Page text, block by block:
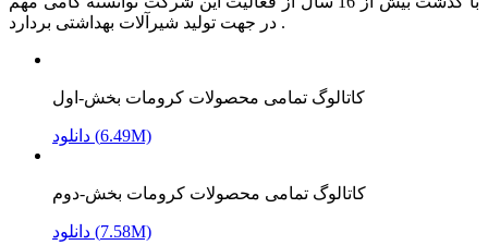
در جهت تولید شیرآلات بهداشتی بردارد .
کاتالوگ تمامی محصولات کرومات بخش-اول
دانلود (6.49M)
کاتالوگ تمامی محصولات کرومات بخش-دوم
دانلود (7.58M)